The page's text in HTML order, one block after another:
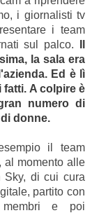
i giornalisti tv
i team
sul palco.
la sala era
Ed è lì
A colpire è
numero di
donne.
il team
al momento alle
Sky, di cui cura
partito con
e poi